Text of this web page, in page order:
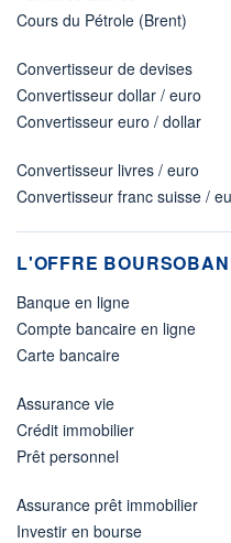
Cours du Pétrole (Brent)
Convertisseur de devises
Convertisseur dollar / euro
Convertisseur euro / dollar
Convertisseur livres / euro
Convertisseur franc suisse /
L'OFFRE
Banque en ligne
Compte bancaire en ligne
Carte bancaire
Assurance vie
Crédit immobilier
Prêt personnel
Assurance prêt immobilier
Investir en bourse